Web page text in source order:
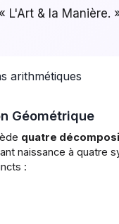
« L'Art & la Manière.
Géométrique
quatre
naissance à quatre
: